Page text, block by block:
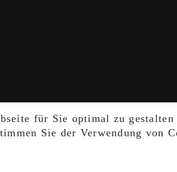
für Sie optimal zu
Sie der Verwendung von